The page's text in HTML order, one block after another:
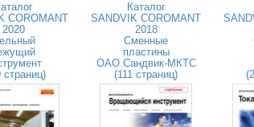
COROMANT
2020
страниц)
Каталог
SANDVIK COROMANT
2018
Сменные
пластины
ОАО Сандвик-МКТС
(111 страниц)